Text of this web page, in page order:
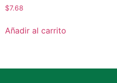
$7.68
Añadir al carrito